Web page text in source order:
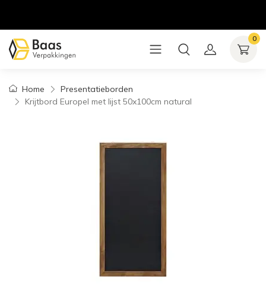
0
Home
Presentatieborden
Krijtbord Europel met lijst 50x100cm natural